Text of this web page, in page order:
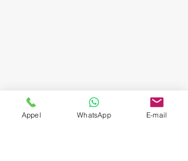
Appel WhatsApp E-mail